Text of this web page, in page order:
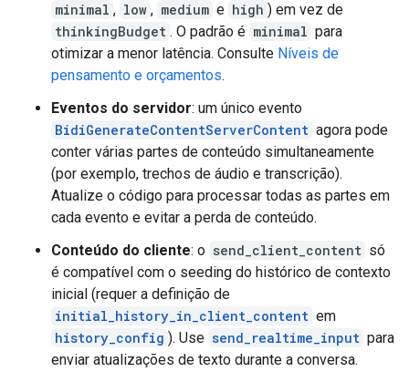
minimal , low , medium e high ) em vez de
thinkingBudget . O padrão é minimal para
otimizar a menor latência. Consulte Níveis de
pensamento e orçamentos.
Eventos do servidor: um único evento
BidiGenerateContentServerContent agora pode
conter várias partes de conteúdo simultaneamente
(por exemplo, trechos de áudio e transcrição).
Atualize o código para processar todas as partes em
cada evento e evitar a perda de conteúdo.
Conteúdo do cliente: o send_client_content só
é compatível com o seeding do histórico de contexto
inicial (requer a definição de
initial_history_in_client_content em
history_config ). Use send_realtime_input para
enviar atualizações de texto durante a conversa.